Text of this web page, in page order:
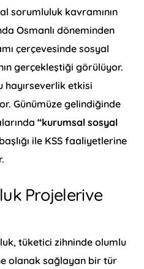
sorumluluk kavramının
Osmanlı döneminden
çerçevesinde sosyal
gerçekleştiği görülüyor.
hayırseverlik etkisi
Günümüze gelindiğinde
“kurumsal sosyal
başlığı ile KSS faaliyetlerine
Projelerive
tüketici zihninde olumlu
olanak sağlayan bir tür